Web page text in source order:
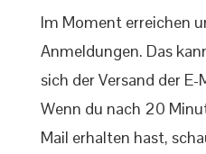
Im Moment erreichen
Anmeldungen. Das
sich der Versand der
Wenn du nach 20
Mail erhalten hast,